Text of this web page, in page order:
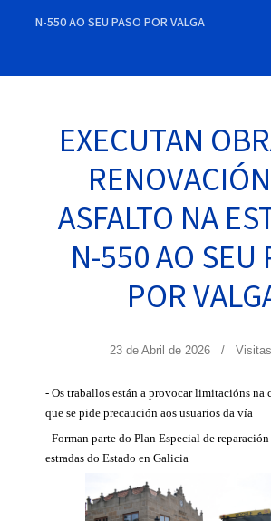
N-550 AO SEU PASO POR VALGA
EXECUTAN
ASFALTO NA
N-550 AO SEU
POR
23 de Abril de 2026
- Os traballos están a provocar limitacións
que se pide precaución aos usuarios da vía
- Forman parte do Plan Especial de
estradas do Estado en Galicia